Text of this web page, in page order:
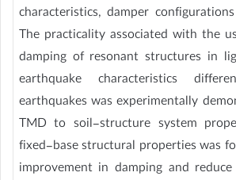
characteristics, damper
The practicality associated with the
damping of resonant structures in
earthquake characteristics
earthquakes was experimentally
TMD to soil-structure system
fixed-base structural properties was
improvement in damping and